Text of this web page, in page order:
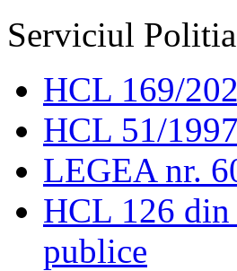
Serviciul
HCL 169/
HCL 51/
LEGEA nr.
HCL 126 din
publice